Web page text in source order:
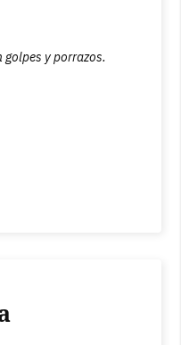
golpes y porrazos.